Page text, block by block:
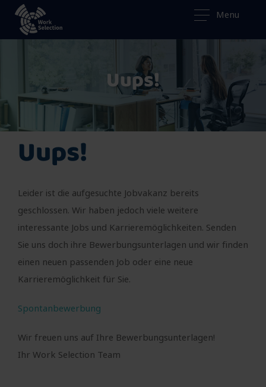
Menu
Uups!
Uups!
Leider ist die aufgesuchte Jobvakanz bereits
geschlossen. Wir haben jedoch viele weitere
interessante Jobs und Karrieremöglichkeiten. Senden
Sie uns doch ihre Bewerbungsunterlagen und wir finden
einen neuen passenden Job oder eine neue
Karrieremöglichkeit für Sie.
Spontanbewerbung
Wir freuen uns auf Ihre Bewerbungsunterlagen!
Ihr Work Selection Team